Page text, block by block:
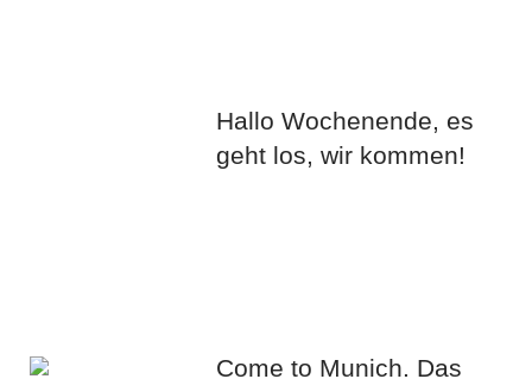
Hallo Wochenende, es
geht los, wir kommen!
Come to Munich. Das